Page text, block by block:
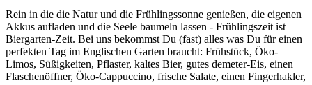
Rein in die die Natur und die Frühlingssonne genießen, die eigenen
Akkus aufladen und die Seele baumeln lassen - Frühlingszeit ist
Biergarten-Zeit. Bei uns bekommst Du (fast) alles was Du für einen
perfekten Tag im Englischen Garten braucht: Frühstück, Öko-
Limos, Süßigkeiten, Pflaster, kaltes Bier, gutes demeter-Eis, einen
Flaschenöffner, Öko-Cappuccino, frische Salate, einen Fingerhakler,